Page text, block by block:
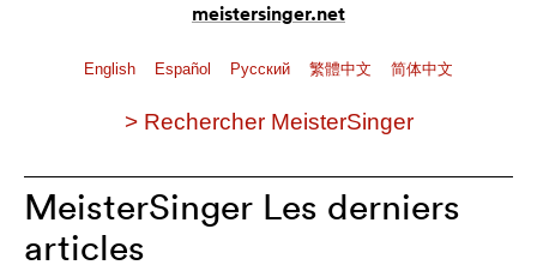
meistersinger.net
English Español Pусский 繁體中文 简体中文
> Rechercher MeisterSinger
MeisterSinger Les derniers
articles